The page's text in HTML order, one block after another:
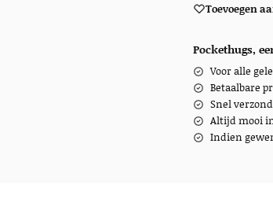
Toevoegen
Pockethugs,
Voor alle
Betaalbare
Snel
Altijd mooi
Indien